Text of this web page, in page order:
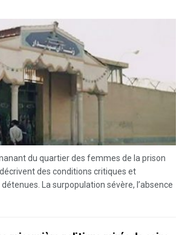
du quartier des femmes de la prison
des conditions critiques et
La surpopulation sévère, l’absence